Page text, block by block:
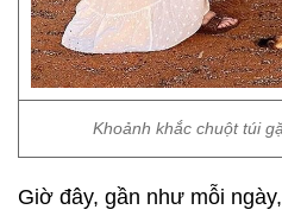
Khoảnh khắc chuột túi
Giờ đây, gần như mỗi